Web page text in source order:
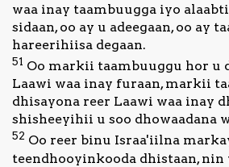
waa inay taambuugga iyo
sidaan, oo ay u adeegaan, oo ay
hareerihiisa degaan.
51 Oo markii taambuuggu hor u
Laawi waa inay furaan, markii
dhisayona reer Laawi waa inay
shisheeyihii u soo dhowaadana
52 Oo reer binu Israa'iilna
teendhooyinkooda dhistaan,